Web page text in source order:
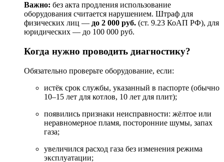
Важно: без акта продления использование
оборудования считается нарушением. Штраф для
физических лиц — до 2 000 руб. (ст. 9.23 КоАП РФ), для
юридических — до 100 000 руб.
Когда нужно проводить диагностику?
Обязательно проверьте оборудование, если:
истёк срок службы, указанный в паспорте (обычно
10–15 лет для котлов, 10 лет для плит);
появились признаки неисправности: жёлтое или
неравномерное пламя, посторонние шумы, запах
газа;
увеличился расход газа без изменения режима
эксплуатации;